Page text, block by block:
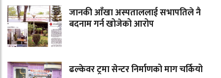
जानकी आँखा अस्पताललाई सभापतिले नै
बदनाम गर्न खोजेको आरोप
ढल्केवर ट्रमा सेन्टर निर्माणको माग चर्कियो